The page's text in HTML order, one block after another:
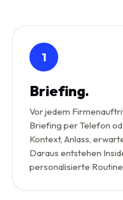
1
Briefing.
Vor jedem
Briefing per Telefon
Kontext, Anlass,
Daraus entstehen
personalisierte